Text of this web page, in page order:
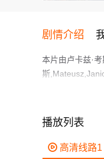
剧情介绍
本片由卢卡兹·
斯
情节跌岩起伏
作为一部 上映
鲜明，适合喜欢
播放列表
 高清线路1